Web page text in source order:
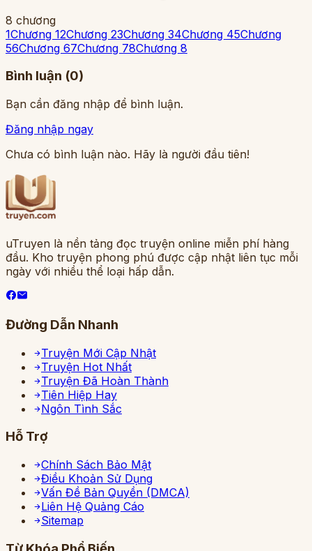
8 chương
1Chương 12Chương 23Chương 34Chương 45Chương
56Chương 67Chương 78Chương 8
Bình luận (0)
Bạn cần đăng nhập để bình luận.
Đăng nhập ngay
Chưa có bình luận nào. Hãy là người đầu tiên!
uTruyen là nền tảng đọc truyện online miễn phí hàng
đầu. Kho truyện phong phú được cập nhật liên tục mỗi
ngày với nhiều thể loại hấp dẫn.
Đường Dẫn Nhanh
Truyện Mới Cập Nhật
Truyện Hot Nhất
Truyện Đã Hoàn Thành
Tiên Hiệp Hay
Ngôn Tình Sắc
Hỗ Trợ
Chính Sách Bảo Mật
Điều Khoản Sử Dụng
Vấn Đề Bản Quyền (DMCA)
Liên Hệ Quảng Cáo
Sitemap